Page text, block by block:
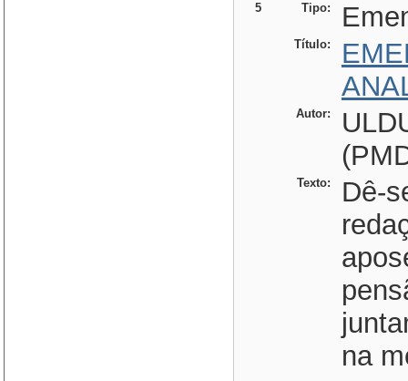
5 Tipo:
Título:
Autor:
Texto:
Dê-
na